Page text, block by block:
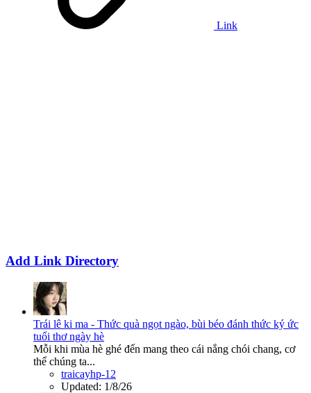
Link
Add Link Directory
Trái lê ki ma - Thức quà ngọt ngào, bùi béo đánh thức ký ức
tuổi thơ ngày hè
Mỗi khi mùa hè ghé đến mang theo cái nắng chói chang, cơ
thể chúng ta...
traicayhp-12
Updated: 1/8/26